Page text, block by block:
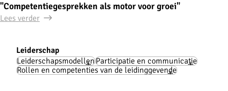
Leiderschap
LeiderschapsmodellenParticipatie en communicatie
Rollen en competenties van de leidinggevende
"Competentiegesprekken als motor voor groei"
Lees verder
Cases